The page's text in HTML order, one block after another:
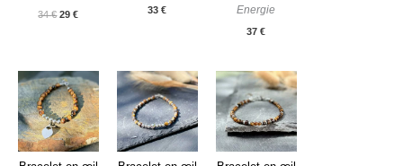
34€ 29€ 33€
Energie
37€